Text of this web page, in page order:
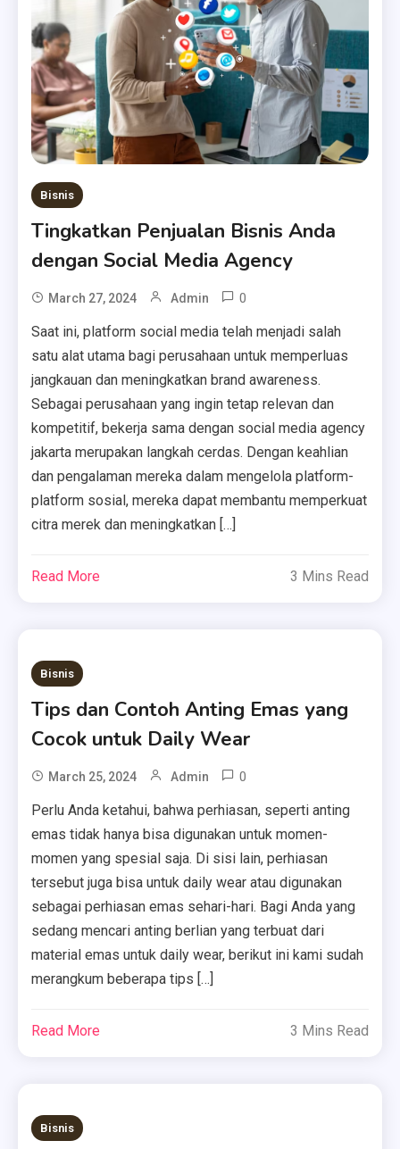
Bisnis
Tingkatkan Penjualan Bisnis Anda
dengan Social Media Agency
March 27, 2024 Admin 0
Saat ini, platform social media telah menjadi salah
satu alat utama bagi perusahaan untuk memperluas
jangkauan dan meningkatkan brand awareness.
Sebagai perusahaan yang ingin tetap relevan dan
kompetitif, bekerja sama dengan social media agency
jakarta merupakan langkah cerdas. Dengan keahlian
dan pengalaman mereka dalam mengelola platform-
platform sosial, mereka dapat membantu memperkuat
citra merek dan meningkatkan […]
Read More 3 Mins Read
Bisnis
Tips dan Contoh Anting Emas yang
Cocok untuk Daily Wear
March 25, 2024 Admin 0
Perlu Anda ketahui, bahwa perhiasan, seperti anting
emas tidak hanya bisa digunakan untuk momen-
momen yang spesial saja. Di sisi lain, perhiasan
tersebut juga bisa untuk daily wear atau digunakan
sebagai perhiasan emas sehari-hari. Bagi Anda yang
sedang mencari anting berlian yang terbuat dari
material emas untuk daily wear, berikut ini kami sudah
merangkum beberapa tips […]
Read More 3 Mins Read
Bisnis